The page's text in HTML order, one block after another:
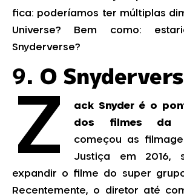
fica: poderíamos ter múltiplas
Universe? Bem como:
Snyderverse?
9. O
Z
ack Snyder é o
dos filmes da
começou as
Justiça em 2016,
expandir o filme do super
Recentemente, o diretor até